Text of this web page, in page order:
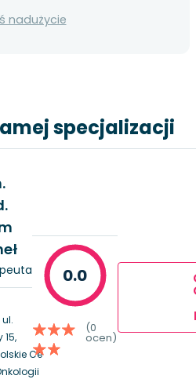
nadużycie
specjalizacji
15,
Ce
0.0
(0
ocen)